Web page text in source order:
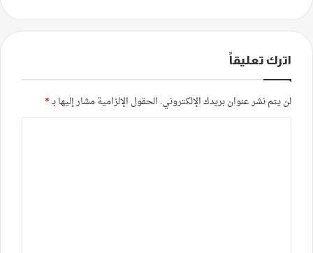
اترك تعليقاً
لن يتم نشر عنوان بريدك الإلكتروني. الحقول الإلزامية مشار إليها بـ*